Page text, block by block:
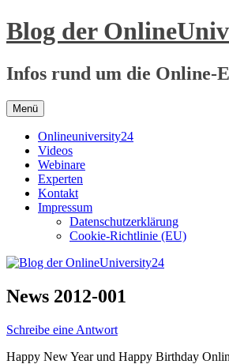
Zum
Inhalt
Blog der
Infos rund um die Online-
Menü
Onlineuniversity24
Videos
Webinare
Experten
Kontakt
Impressum
Datenschutzerklärung
Cookie-Richtlinie (EU)
News 2012-001
Schreibe eine Antwort
Happy New Year und Happy Birthday